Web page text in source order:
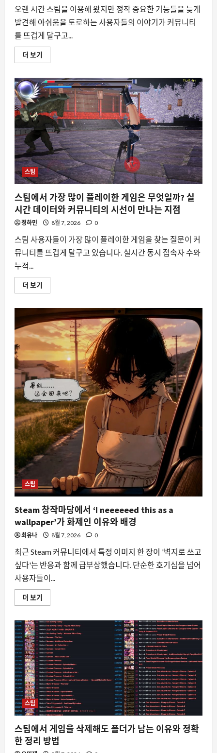
과
해
결
방
안
에
대
더
어
보
기
오랜 시간 스팀을 이용해 왔지만 정작 중요한 기능들을 늦게
발견해 아쉬움을 토로하는 사용자들의 이야기가 커뮤니티
를 뜨겁게 달구고...
더 보기
년
팀
을
썼
는
데
막
상
알
게
된
숨
은
기
능
들,
사
자
들
의
후
회
놀
라
움
에
더
어
기
스팀
스팀에서 가장 많이 플레이한 게임은 무엇일까? 실
시간 데이터와 커뮤니티의 시선이 만나는 지점
정하민 8월 7, 2026 0
스팀 사용자들이 가장 많이 플레이한 게임을 찾는 질문이 커
뮤니티를 뜨겁게 달구고 있습니다. 실시간 동시 접속자 수와
누적...
더 보기
팀
가
장
많
이
플
레
이
한
게
임
은
무
엇
일
까?
실
시
간
데
이
터
와
의
시
이
만
나
는
지
에
대
해
더
읽
어
보
스팀
Steam 창작마당에서 ‘I neeeeeed this as a
wallpaper’가 화제인 이유와 배경
최유나 8월 7, 2026 0
최근 Steam 커뮤니티에서 특정 이미지 한 장이 '벽지로 쓰고
싶다'는 반응과 함께 급부상했습니다. 단순한 호기심을 넘어
사용자들이...
더 보기
창
당
에
서
‘I
neeeeeed
this
as
a
wallpaper’가
화
제
인
이
유
배
경
에
대
스팀
스팀에서 게임을 삭제해도 폴더가 남는 이유와 정확
한 정리 방법